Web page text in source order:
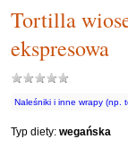
Tortilla
ekspresowa
Naleśniki i inne wrapy (np.
Typ diety: wegańska